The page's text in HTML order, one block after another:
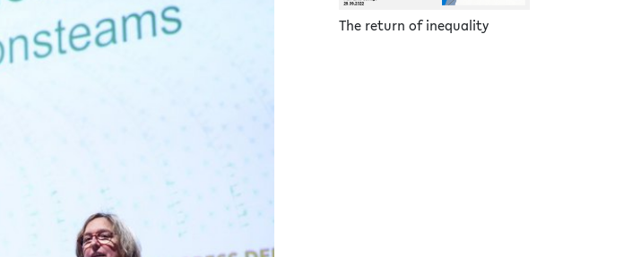
The return of inequality